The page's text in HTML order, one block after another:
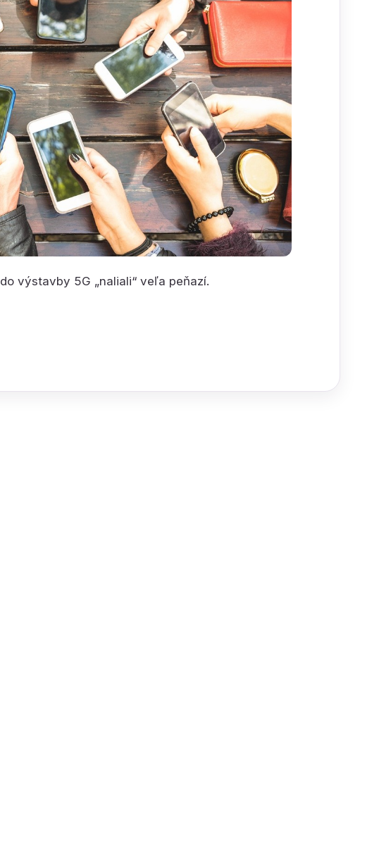
výstavby 5G „naliali“ veľa peňazí.